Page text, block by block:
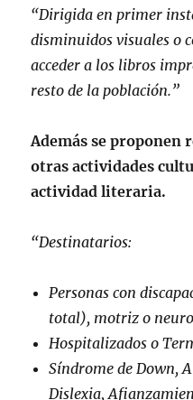
“Dirigida en primer
disminuidos visuales o
acceder a los libros
resto de la población.”
Además se proponen
otras actividades
actividad literaria.
“Destinatarios:
Personas con
total), motriz o
Hospitalizados o
Síndrome de Down,
Dislexia,